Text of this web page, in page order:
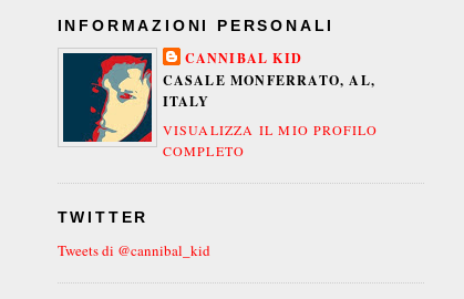
INFORMAZIONI PERSONALI
CANNIBAL KID
CASALE MONFERRATO, AL,
ITALY
VISUALIZZA IL MIO PROFILO
COMPLETO
TWITTER
Tweets di @cannibal_kid